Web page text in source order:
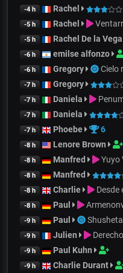
-4 h Rachel
-5 h Rachel
-5 h Rachel De la Vega
-6 h emilse alfonzo
-6 h Gregory Cielo
-7 h Gregory
-7 h Daniela
-7 h Daniela
-7 h Phoebe 6
-8 h Lenore Brown
-8 h Manfred Yuyo
-8 h Manfred
-8 h Charlie Desde
-8 h Paul
-9 h Paul
-9 h Julien
-9 h Paul Kuhn
-9 h Charlie Durant